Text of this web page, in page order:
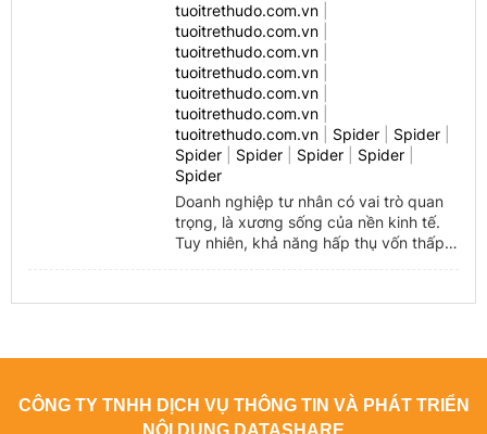
congthuong.vn
tuoitrethudo.com.vn
tuoitrethudo.com.vn
tuoitrethudo.com.vn
tuoitrethudo.com.vn
tuoitrethudo.com.vn
tuoitrethudo.com.vn
tuoitrethudo.com.vn
Spider Spider
Spider
Spider Spider Spider
Spider
Doanh nghiệp tư nhân có vai trò quan
trọng, là xương sống của nền kinh tế.
Tuy nhiên, khả năng hấp thụ vốn thấp
CÔNG TY TNHH DỊCH VỤ THÔNG TIN VÀ PHÁT TRIỂN